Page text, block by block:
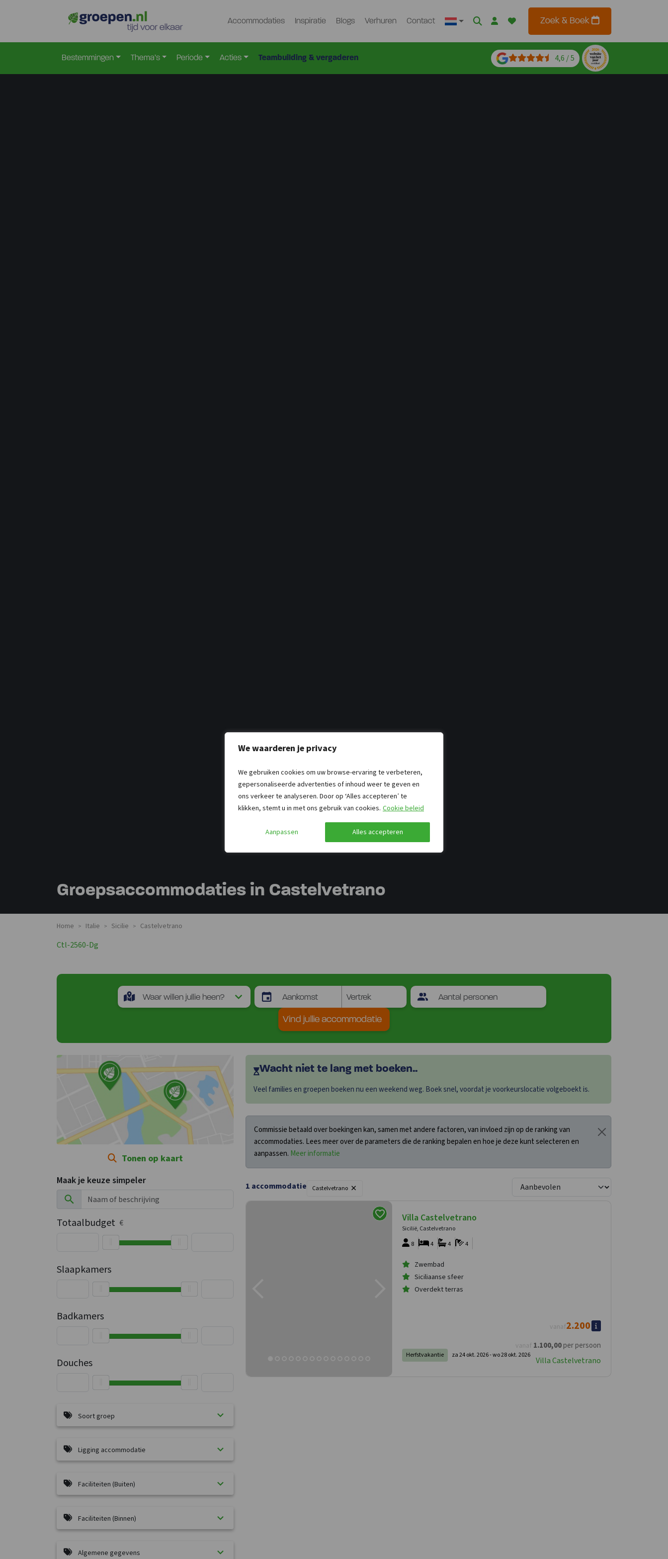
We waarderen je privacy
We gebruiken cookies om uw browse-ervaring te verbeteren,
gepersonaliseerde advertenties of inhoud weer te geven en
ons verkeer te analyseren. Door op ‘Alles accepteren’ te
klikken, stemt u in met ons gebruik van cookies. Cookie beleid
Aanpassen Alles accepteren
Accommodaties Inspiratie Blogs Verhuren Contact Zoek & Boek
Bestemmingen Thema’s Periode Acties Teambuilding & vergaderen 4,6 / 5
Groepsaccommodaties in Castelvetrano
Home > Italie > Sicilie > Castelvetrano
Ctl-2560-Dg
Vind jullie accommodatie
Tonen op kaart
Maak je keuze simpeler
Totaalbudget €
Douches
Badkamers
Slaapkamers
Ligging accommodatie
Faciliteiten (Buiten)
Faciliteiten (Binnen)
Soort groep
Algemene gegevens
Wacht niet te lang met boeken..
Veel families en groepen boeken nu een weekend weg. Boek snel, voordat je voorkeurslocatie volgeboekt is.
Commissie betaald over boekingen kan, samen met andere factoren, van invloed zijn op de ranking van
accommodaties. Lees meer over de parameters die de ranking bepalen en hoe je deze kunt selecteren en
aanpassen. Meer informatie
1 accommodatie Castelvetrano ×
Villa Castelvetrano
Sicilië, Castelvetrano
8
4
4
4
Zwembad
Siciliaanse sfeer
Overdekt terras
vanaf 1.100,00per persoon
vanaf2.200
Herfstvakantie za 24 okt. 2026 -wo 28 okt. 2026
Villa Castelvetrano